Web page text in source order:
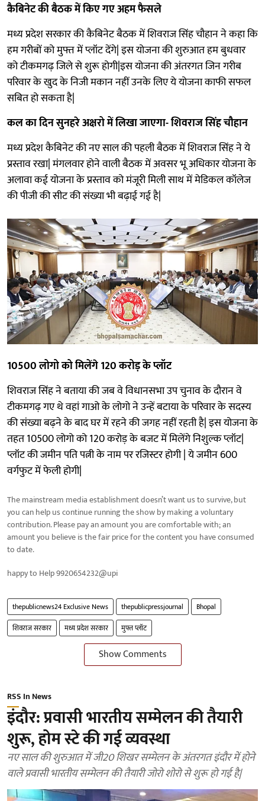
कैबिनेट की बैठक में किए गए अहम फैसले
मध्य प्रदेश सरकार की कैबिनेट बैठक में शिवराज सिंह चौहान ने कहा कि
हम गरीबों को मुफ्त में प्लॉट देंगे| इस योजना की शुरुआत हम बुधवार
को टीकमगढ़ जिले से शुरू होगी|इस योजना की अंतरगत जिन गरीब
परिवार के खुद के निजी मकान नहीं उनके लिए ये योजना काफी सफल
सबित हो सकता है|
कल का दिन सुनहरे अक्षरो में लिखा जाएगा- शिवराज सिंह चौहान
मध्य प्रदेश कैबिनेट की नए साल की पहली बैठक में शिवराज सिंह ने ये
प्रस्ताव रखा| मंगलवार होने वाली बैठक में अवसर भू अधिकार योजना के
अलावा कई योजना के प्रस्ताव को मंजूरी मिली साथ में मेडिकल कॉलेज
की पीजी की सीट की संख्या भी बढ़ाई गई है|
10500 लोगो को मिलेंगे 120 करोड़ के प्लॉट
शिवराज सिंह ने बताया की जब वे विधानसभा उप चुनाव के दौरान वे
टीकमगढ़ गए थे वहां गाओ के लोगो ने उन्हें बटाया के परिवार के सदस्य
की संख्या बढ़ने के बाद घर में रहने की जगह नहीं रहती है| इस योजना के
तहत 10500 लोगो को 120 करोड़ के बजट में मिलेंगे निशुल्क प्लॉट|
प्लॉट की जमीन पति पत्नी के नाम पर रजिस्टर होगी | ये जमीन 600
वर्गफुट में फेली होगी|
The mainstream media establishment doesn’t want us to survive, but
you can help us continue running the show by making a voluntary
contribution. Please pay an amount you are comfortable with; an
amount you believe is the fair price for the content you have consumed
to date.
happy to Help 9920654232@upi
thepublicnews24 Exclusive News thepublicpressjournal
Bhopal
शिवराज सरकार
मध्य प्रदेश सरकार मुफ्त प्लॉट
Show Comments
RSS In News
इंदौर: प्रवासी भारतीय सम्मेलन की तैयारी
शुरू, होम स्टे की गई व्यवस्था
नए साल की शुरुआत में जी20 शिखर सम्मेलन के अंतरगत इंदौर में होने
वाले प्रवासी भारतीय सम्मेलन की तैयारी जोरो शोरो से शुरू हो गई है|